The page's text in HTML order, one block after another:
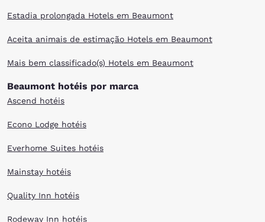
Estadia prolongada Hotels em Beaumont
Aceita animais de estimação Hotels em Beaumont
Mais bem classificado(s) Hotels em Beaumont
Beaumont hotéis por marca
Ascend hotéis
Econo Lodge hotéis
Everhome Suites hotéis
Mainstay hotéis
Quality Inn hotéis
Rodeway Inn hotéis